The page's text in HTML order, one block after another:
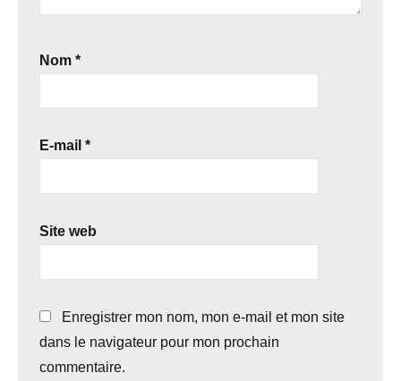
Nom *
E-mail *
Site web
Enregistrer mon nom, mon e-mail et mon site
dans le navigateur pour mon prochain
commentaire.